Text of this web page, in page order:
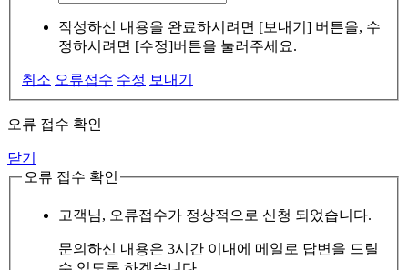
작성하신 내용을 완료하시려면 [보내기] 버튼을, 수
정하시려면 [수정]버튼을 눌러주세요.
취소 오류접수 수정 보내기
오류 접수 확인
닫기
오류 접수 확인
고객님, 오류접수가 정상적으로 신청 되었습니다.
문의하신 내용은 3시간 이내에 메일로 답변을 드릴